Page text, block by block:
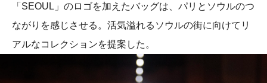
「SEOUL」のロゴを加えたバッグは、パリとソウルのつ
ながりを感じさせる。活気溢れるソウルの街に向けてリ
アルなコレクションを提案した。